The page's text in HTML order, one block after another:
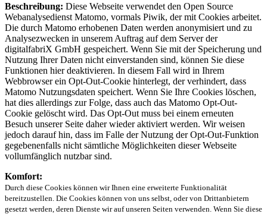
Beschreibung: Diese Webseite verwendet den Open Source
Webanalysedienst Matomo, vormals Piwik, der mit Cookies arbeitet.
Die durch Matomo erhobenen Daten werden anonymisiert und zu
Analysezwecken in unserem Auftrag auf dem Server der
digitalfabriX GmbH gespeichert. Wenn Sie mit der Speicherung und
Nutzung Ihrer Daten nicht einverstanden sind, können Sie diese
Funktionen hier deaktivieren. In diesem Fall wird in Ihrem
Webbrowser ein Opt-Out-Cookie hinterlegt, der verhindert, dass
Matomo Nutzungsdaten speichert. Wenn Sie Ihre Cookies löschen,
hat dies allerdings zur Folge, dass auch das Matomo Opt-Out-
Cookie gelöscht wird. Das Opt-Out muss bei einem erneuten
Besuch unserer Seite daher wieder aktiviert werden. Wir weisen
jedoch darauf hin, dass im Falle der Nutzung der Opt-Out-Funktion
gegebenenfalls nicht sämtliche Möglichkeiten dieser Webseite
vollumfänglich nutzbar sind.
Komfort:
Durch diese Cookies können wir Ihnen eine erweiterte Funktionalität
bereitzustellen. Die Cookies können von uns selbst, oder von Drittanbietern
gesetzt werden, deren Dienste wir auf unseren Seiten verwenden. Wenn Sie diese